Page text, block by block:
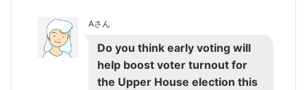
Aさん
Do you think early voting will
help boost voter turnout for
the Upper House election this